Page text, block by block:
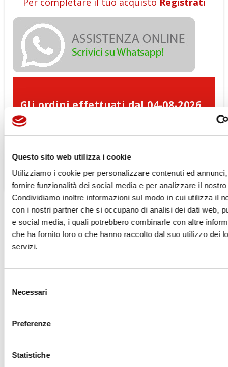
Questo sito web utilizza i cookie
Utilizziamo i cookie per personalizzare contenuti ed
fornire funzionalità dei social media e per analizzare il
Condividiamo inoltre informazioni sul modo in cui utilizza il
con i nostri partner che si occupano di analisi dei dati web,
e social media, i quali potrebbero combinarle con altre
che ha fornito loro o che hanno raccolto dal suo utilizzo dei
servizi.
delNecessari
Preferenze
Statistiche
Gli ordini effettuati dal 04-08-2026
al 23-08-2026 verranno evasi a
partire dal 24-08-2026
DESCRIZIONE SCHEDA TECNICA
Pompe ad Ingranaggi
livello di finitura delle superfici
Flangia frontale in 6 differenti versioni, in linea con tutti gli
e sicurezza contro le perdite